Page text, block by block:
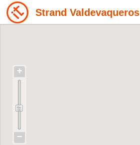
Strand Valdevaqueros
+
−